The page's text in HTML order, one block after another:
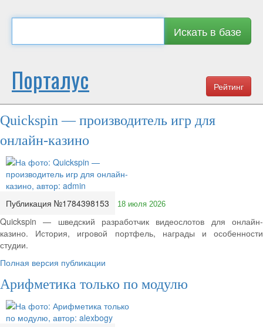
Искать в базе
Рейтинг
Порталус
Quickspin — производитель игр для
онлайн-казино
Публикация №1784398153 18 июля 2026
Quickspin — шведский разработчик видеослотов для онлайн-
казино. История, игровой портфель, награды и особенности
студии.
Полная версия публикации
Арифметика только по модулю